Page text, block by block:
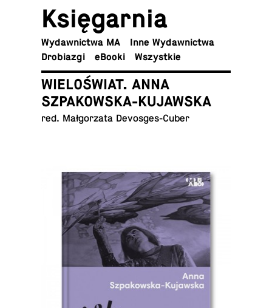
Księ­gar­nia
Wy­daw­nic­twa MA
Inne Wydawnictwa
Dro­bia­zgi
eBooki Wszyst­kie
WIELOŚWIAT. ANNA
SZPAKOWSKA-KUJAWSKA
red. Mał­go­rza­ta Devosges-Cuber